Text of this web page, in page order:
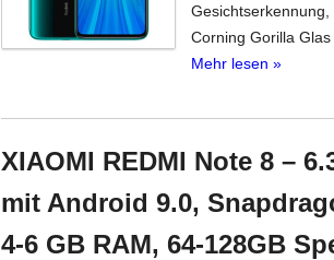
Gesichtserkennung,
Corning Gorilla Glas
Mehr lesen »
XIAOMI REDMI Note 8 –
mit Android 9.0,
4-6 GB RAM, 64-128GB